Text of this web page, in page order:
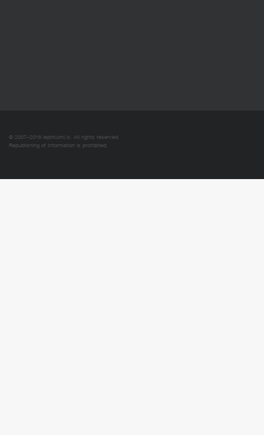
© 2007–2016 Iepirkumi.lv. All rights reserved.
Republishing of information is prohibited.